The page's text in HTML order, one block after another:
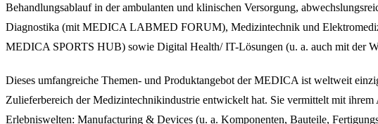
Behandlungsablauf in der ambulanten und klinischen Versorgung,
Diagnostika (mit MEDICA LABMED FORUM), Medizintechnik und
MEDICA SPORTS HUB) sowie Digital Health/ IT-Lösungen (u. a. auch mit der
Dieses umfangreiche Themen- und Produktangebot der MEDICA ist weltweit
Zulieferbereich der Medizintechnikindustrie entwickelt hat. Sie vermittelt mit
Erlebniswelten: Manufacturing & Devices (u. a. Komponenten, Bauteile,